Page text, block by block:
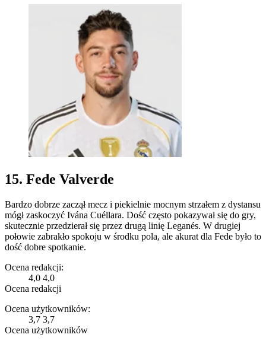
15. Fede Valverde
Bardzo dobrze zaczął mecz i piekielnie mocnym strzałem z dystansu
mógł zaskoczyć Ivána Cuéllara. Dość często pokazywał się do gry,
skutecznie przedzierał się przez drugą linię Leganés. W drugiej
połowie zabrakło spokoju w środku pola, ale akurat dla Fede było to
dość dobre spotkanie.
Ocena redakcji:
4,0 4,0
Ocena redakcji
Ocena użytkowników:
3,7 3,7
Ocena użytkowników